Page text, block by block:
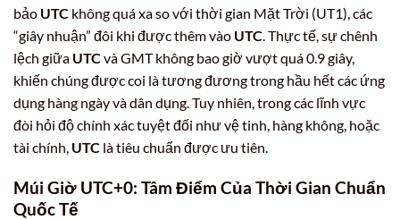
bảo UTC không quá xa so với thời gian Mặt Trời (UT1), các
“giây nhuận” đôi khi được thêm vào UTC. Thực tế, sự chênh
lệch giữa UTCvà GMT không bao giờ vượt quá 0.9 giây,
khiến chúng được coi là tương đương trong hầu hết các ứng
dụng hàng ngày và dân dụng. Tuy nhiên, trong các lĩnh vực
đòi hỏi độ chính xác tuyệt đối như vệ tinh, hàng không, hoặc
tài chính, UTC là tiêu chuẩn được ưu tiên.
Múi Giờ UTC+0: Tâm Điểm Của Thời Gian Chuẩn
Quốc Tế